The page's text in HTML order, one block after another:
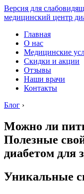
Версия для
медицинский центр
Главная
О нас
Медицинские
Скидки и акции
Отзывы
Наши врачи
Контакты
Блог ›
Можно ли
Полезные
диабетом для
Уникальные